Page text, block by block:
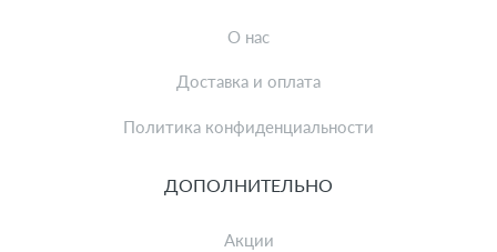
О нас
Доставка и оплата
Политика конфиденциальности
ДОПОЛНИТЕЛЬНО
Акции